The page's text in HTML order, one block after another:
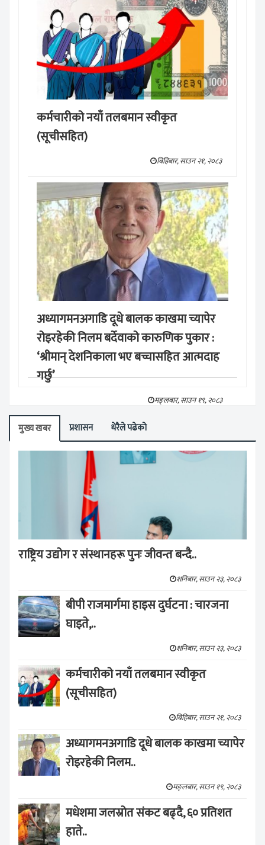
कर्मचारीको नयाँ तलबमान स्वीकृत
(सूचीसहित)
बिहिबार, साउन २१, २०८३
अध्यागमनअगाडि दूधे बालक काखमा च्यापेर
रोइरहेकी निलम बर्देवाको कारुणिक पुकार :
‘श्रीमान् देशनिकाला भए बच्चासहित आत्मदाह
गर्छु’
मङ्लबार, साउन १९, २०८३
मुख्य खबर प्रशासन धेरैले पढेको
राष्ट्रिय उद्योग र संस्थानहरू पुनः जीवन्त बन्दै..
शनिबार, साउन २३, २०८३
बीपी राजमार्गमा हाइस दुर्घटना : चारजना
घाइते,..
शनिबार, साउन २३, २०८३
कर्मचारीको नयाँ तलबमान स्वीकृत
(सूचीसहित)
बिहिबार, साउन २१, २०८३
अध्यागमनअगाडि दूधे बालक काखमा च्यापेर
रोइरहेकी निलम..
मङ्लबार, साउन १९, २०८३
मधेशमा जलस्रोत संकट बढ्दै, ६० प्रतिशत
हाते..